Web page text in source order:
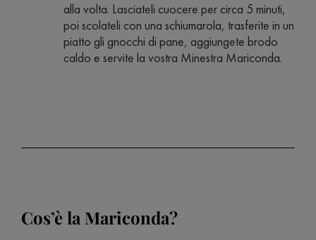
alla volta. Lasciateli cuocere per circa 5 minuti,
poi scolateli con una schiumarola, trasferite in un
piatto gli gnocchi di pane, aggiungete brodo
caldo e servite la vostra Minestra Mariconda.
Cos’è la Mariconda?